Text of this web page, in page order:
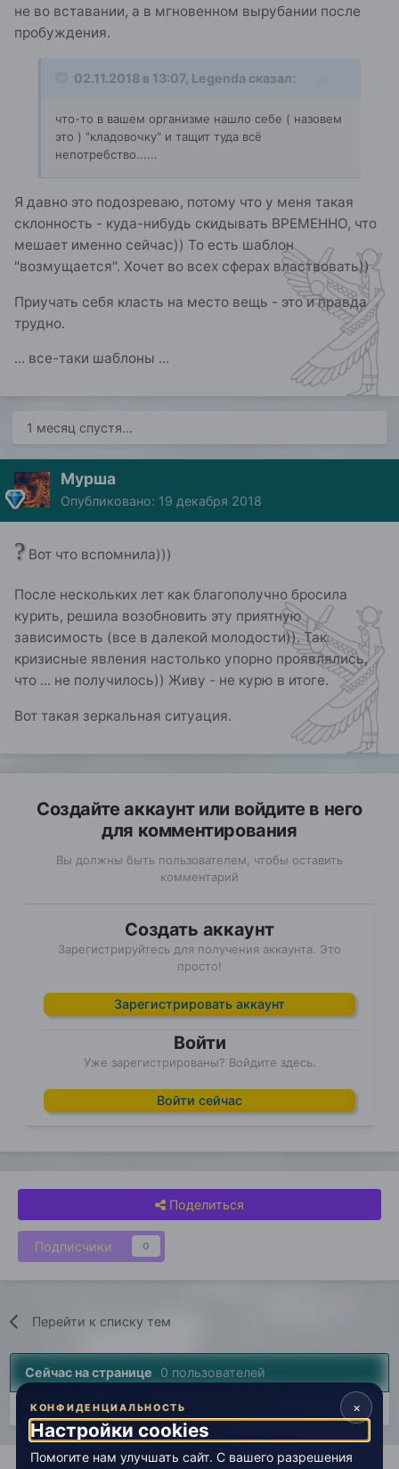
не во вставании, а в мгновенном вырубании после
пробуждения.
02.11.2018 в 13:07, Legenda сказал:
что-то в вашем организме нашло себе ( назовем
это ) "кладовочку" и тащит туда всё
непотребство......
Я давно это подозреваю, потому что у меня такая
склонность - куда-нибудь скидывать ВРЕМЕННО, что
мешает именно сейчас)) То есть шаблон
"возмущается". Хочет во всех сферах властвовать))
Приучать себя класть на место вещь - это и правда
трудно.
... все-таки шаблоны ...
1 месяц спустя...
Мурша
Опубликовано: 19 декабря 2018
?Вот что вспомнила)))
После нескольких лет как благополучно бросила
курить, решила возобновить эту приятную
зависимость (все в далекой молодости)). Так
кризисные явления настолько упорно проявлялись,
что ... не получилось)) Живу - не курю в итоге.
Вот такая зеркальная ситуация.
Создайте аккаунт или войдите в него
для комментирования
Вы должны быть пользователем, чтобы оставить
комментарий
Создать аккаунт
Зарегистрируйтесь для получения аккаунта. Это
просто!
Зарегистрировать аккаунт
Войти
Уже зарегистрированы? Войдите здесь.
Войти сейчас
Поделиться
Подписчики 0
Перейти к списку тем
Сейчас на странице 0 пользователей
Нет пользователей, просматривающих эту страницу.
Главная Вселенная Живой Эзотерики Эзотерика
×
КОНФИДЕНЦИАЛЬНОСТЬ
Настройки cookies
Помогите нам улучшать сайт. С вашего разрешения